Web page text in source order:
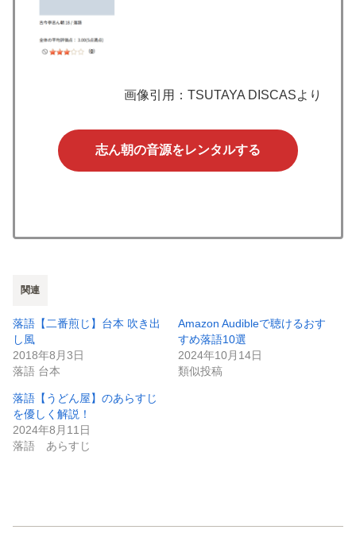
画像引用：TSUTAYA DISCASより
志ん朝の音源をレンタルする
関連
落語【二番煎じ】台本 吹き出
し風
2018年8月3日
落語 台本
Amazon Audibleで聴けるおす
すめ落語10選
2024年10月14日
類似投稿
落語【うどん屋】のあらすじ
を優しく解説！
2024年8月11日
落語 あらすじ